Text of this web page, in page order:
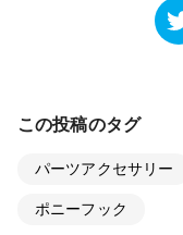
この投稿のタグ
パーツアクセサリー
ポニーフック